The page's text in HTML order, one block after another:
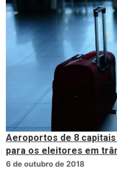
Aeroportos de 8
para os eleitores em
6 de outubro de 2018